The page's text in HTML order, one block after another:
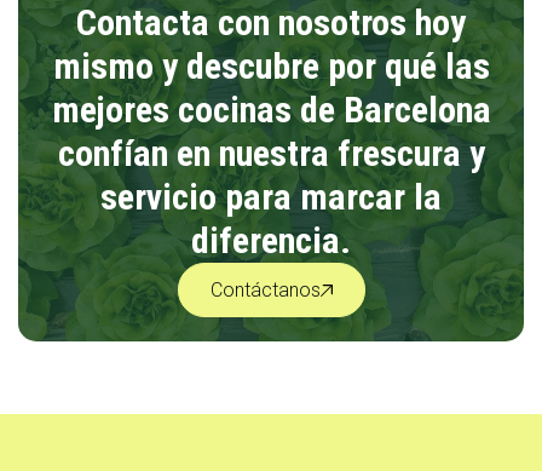
Contacta con nosotros hoy
mismo y descubre por qué las
mejores cocinas de Barcelona
confían en nuestra frescura y
servicio para marcar la
diferencia.
Contáctanos
Contáctanos